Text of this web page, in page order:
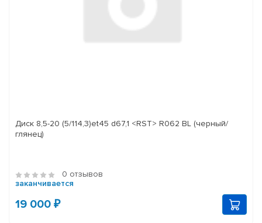
Диск 8,5-20 (5/114,3)et45 d67,1 <RST> R062 BL (черный/
глянец)
0 отзывов
заканчивается
19 000 ₽